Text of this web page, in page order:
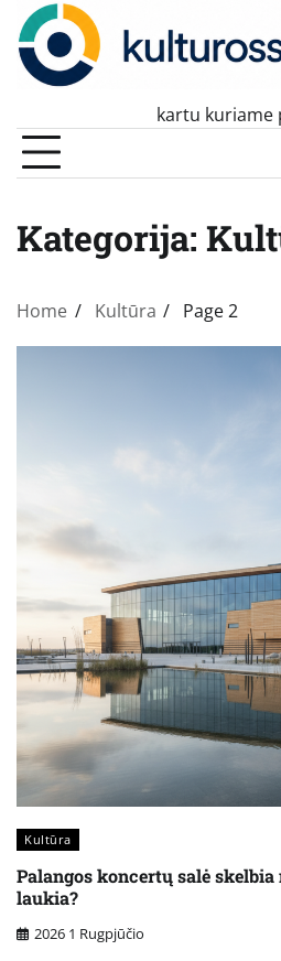
Skip
content
kartu kuriame
Kategorija:
Home Kultūra Page 2
Kultūra
Palangos koncertų salė skelbia
laukia?
2026 1 Rugpjūčio